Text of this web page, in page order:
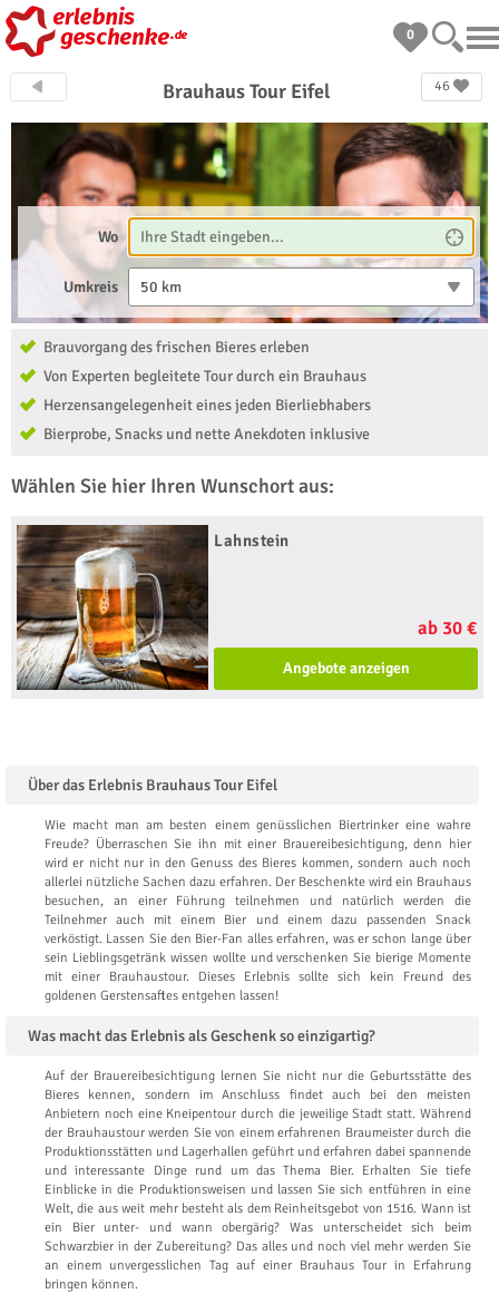
0
46
Brauhaus Tour Eifel
Wo
Umkreis 50 km
Brauvorgang des frischen Bieres erleben
Von Experten begleitete Tour durch ein Brauhaus
Herzensangelegenheit eines jeden Bierliebhabers
Bierprobe, Snacks und nette Anekdoten inklusive
Wählen Sie hier Ihren Wunschort aus:
Lahnstein
ab 30 €
Angebote anzeigen
Über das Erlebnis Brauhaus Tour Eifel
Wie macht man am besten einem genüsslichen Biertrinker eine wahre
Freude? Überraschen Sie ihn mit einer Brauereibesichtigung, denn hier
wird er nicht nur in den Genuss des Bieres kommen, sondern auch noch
allerlei nützliche Sachen dazu erfahren. Der Beschenkte wird ein Brauhaus
besuchen, an einer Führung teilnehmen und natürlich werden die
Teilnehmer auch mit einem Bier und einem dazu passenden Snack
verköstigt. Lassen Sie den Bier-Fan alles erfahren, was er schon lange über
sein Lieblingsgetränk wissen wollte und verschenken Sie bierige Momente
mit einer Brauhaustour. Dieses Erlebnis sollte sich kein Freund des
goldenen Gerstensaftes entgehen lassen!
Was macht das Erlebnis als Geschenk so einzigartig?
Auf der Brauereibesichtigung lernen Sie nicht nur die Geburtsstätte des
Bieres kennen, sondern im Anschluss findet auch bei den meisten
Anbietern noch eine Kneipentour durch die jeweilige Stadt statt. Während
der Brauhaustour werden Sie von einem erfahrenen Braumeister durch die
Produktionsstätten und Lagerhallen geführt und erfahren dabei spannende
und interessante Dinge rund um das Thema Bier. Erhalten Sie tiefe
Einblicke in die Produktionsweisen und lassen Sie sich entführen in eine
Welt, die aus weit mehr besteht als dem Reinheitsgebot von 1516. Wann ist
ein Bier unter- und wann obergärig? Was unterscheidet sich beim
Schwarzbier in der Zubereitung? Das alles und noch viel mehr werden Sie
an einem unvergesslichen Tag auf einer Brauhaus Tour in Erfahrung
bringen können.